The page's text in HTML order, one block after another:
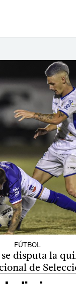
FÚTBOL
disputa la
de